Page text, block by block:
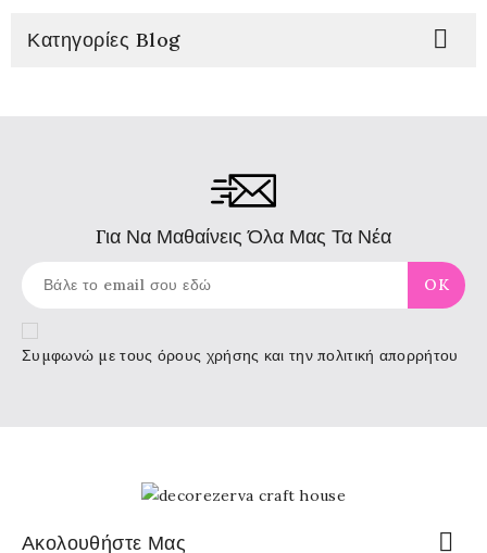
Κατηγορίες Blog 
Για Να Μαθαίνεις Όλα Μας Τα Νέα
Συμφωνώ με τους όρους χρήσης και την πολιτική απορρήτου
Ακολουθήστε Μας 